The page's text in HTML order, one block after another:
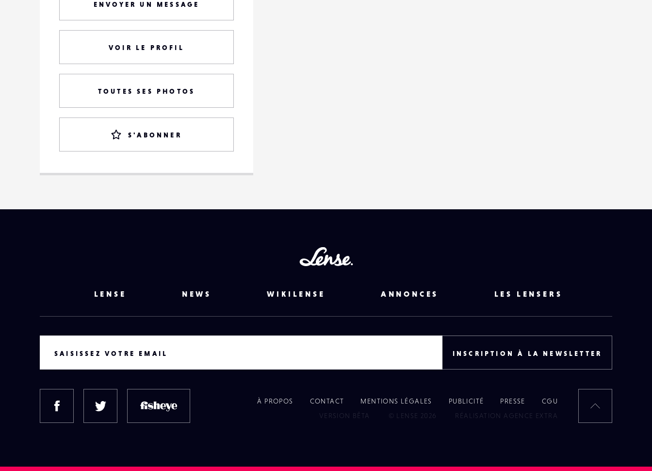
ENVOYER UN MESSAGE
VOIR LE PROFIL
TOUTES SES PHOTOS
S'ABONNER
LENSE NEWS WIKILENSE ANNONCES LES LENSERS
SAISISSEZ VOTRE EMAIL INSCRIPTION À LA NEWSLETTER
FACEBOOK TWITTER
À PROPOS CONTACT MENTIONS LÉGALES PUBLICITÉ PRESSE
CGU
VERSION BÊTA
© LENSE 2026 RÉALISATION AGENCE EXTRA